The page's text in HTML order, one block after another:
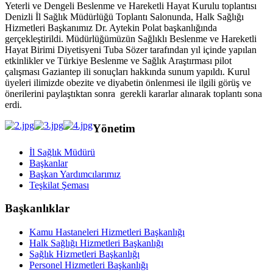
Yeterli ve Dengeli Beslenme ve Hareketli Hayat Kurulu toplantısı
Denizli İl Sağlık Müdürlüğü Toplantı Salonunda, Halk Sağlığı
Hizmetleri Başkanımız Dr. Aytekin Polat başkanlığında
gerçekleştirildi. Müdürlüğümüzün Sağlıklı Beslenme ve Hareketli
Hayat Birimi Diyetisyeni Tuba Sözer tarafından yıl içinde yapılan
etkinlikler ve Türkiye Beslenme ve Sağlık Araştırması pilot
çalışması Gaziantep ili sonuçları hakkında sunum yapıldı. Kurul
üyeleri ilimizde obezite ve diyabetin önlenmesi ile ilgili görüş ve
önerilerini paylaştıktan sonra gerekli kararlar alınarak toplantı sona
erdi.
Yönetim
İl Sağlık Müdürü
Başkanlar
Başkan Yardımcılarımız
Teşkilat Şeması
Başkanlıklar
Kamu Hastaneleri Hizmetleri Başkanlığı
Halk Sağlığı Hizmetleri Başkanlığı
Sağlık Hizmetleri Başkanlığı
Personel Hizmetleri Başkanlığı